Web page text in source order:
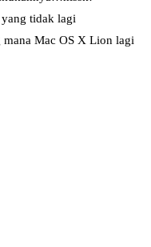
tidak lagi
Mac OS X Lion lagi